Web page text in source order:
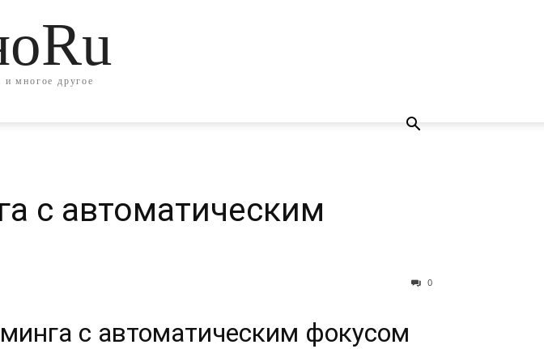
и многое другое
с автоматическим
0
с автоматическим фокусом